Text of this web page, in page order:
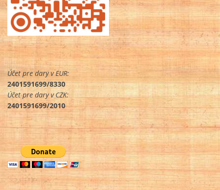
Účet pre dary v EUR:
2401591699/8330
Účet pre dary v CZK:
2401591699/2010